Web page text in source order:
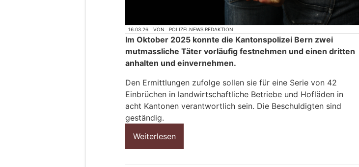
16.03.26 VON POLIZEI.NEWS REDAKTION
Im Oktober 2025 konnte die Kantonspolizei Bern zwei
mutmassliche Täter vorläufig festnehmen und einen dritten
anhalten und einvernehmen.
Den Ermittlungen zufolge sollen sie für eine Serie von 42
Einbrüchen in landwirtschaftliche Betriebe und Hofläden in
acht Kantonen verantwortlich sein. Die Beschuldigten sind
geständig.
Weiterlesen